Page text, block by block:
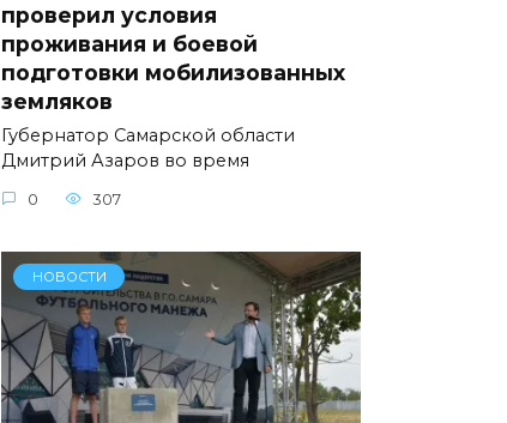
проверил условия
проживания и боевой
подготовки мобилизованных
земляков
Губернатор Самарской области
Дмитрий Азаров во время
0 307
НОВОСТИ